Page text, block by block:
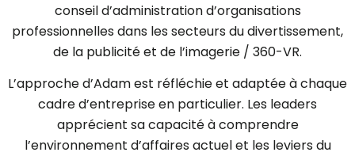
conseil d’administration d’organisations
professionnelles dans les secteurs du divertissement,
de la publicité et de l’imagerie / 360-VR.
L’approche d’Adam est réfléchie et adaptée à chaque
cadre d’entreprise en particulier. Les leaders
apprécient sa capacité à comprendre
l’environnement d’affaires actuel et les leviers du